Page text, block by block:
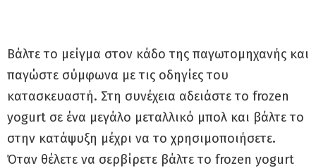
Βάλτε το μείγμα στον κάδο της παγωτομηχανής και
παγώστε σύμφωνα με τις οδηγίες του
κατασκευαστή. Στη συνέχεια αδειάστε το frozen
yogurt σε ένα μεγάλο μεταλλικό μπολ και βάλτε το
στην κατάψυξη μέχρι να το χρησιμοποιήσετε.
Όταν θέλετε να σερβίρετε βάλτε το frozen yogurt